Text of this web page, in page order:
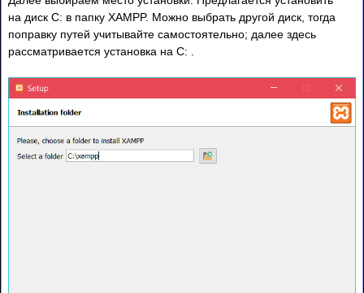
на диск C: в папку XAMPP. Можно выбрать другой диск, тогда
поправку путей учитывайте самостоятельно; далее здесь
рассматривается установка на С: .